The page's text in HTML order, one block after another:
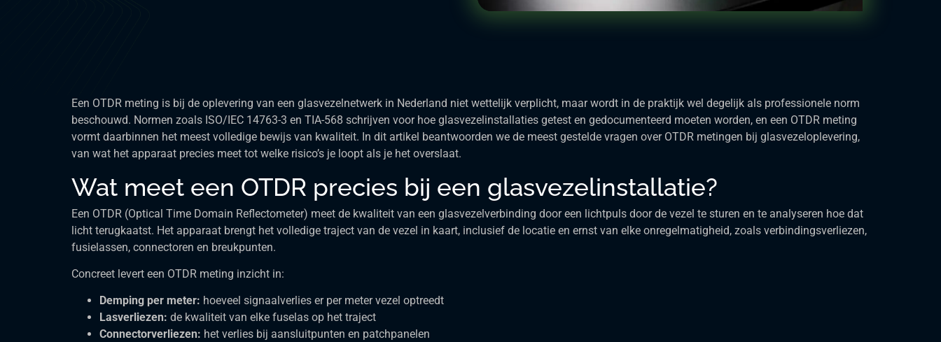
Een OTDR meting is bij de oplevering van een glasvezelnetwerk in Nederland niet wettelijk verplicht, maar wordt in de praktijk wel degelijk als professionele norm
beschouwd. Normen zoals ISO/IEC 14763-3 en TIA-568 schrijven voor hoe glasvezelinstallaties getest en gedocumenteerd moeten worden, en een OTDR meting
vormt daarbinnen het meest volledige bewijs van kwaliteit. In dit artikel beantwoorden we de meest gestelde vragen over OTDR metingen bij glasvezeloplevering,
van wat het apparaat precies meet tot welke risico’s je loopt als je het overslaat.
Wat meet een OTDR precies bij een glasvezelinstallatie?
Een OTDR (Optical Time Domain Reflectometer) meet de kwaliteit van een glasvezelverbinding door een lichtpuls door de vezel te sturen en te analyseren hoe dat
licht terugkaatst. Het apparaat brengt het volledige traject van de vezel in kaart, inclusief de locatie en ernst van elke onregelmatigheid, zoals verbindingsverliezen,
fusielassen, connectoren en breukpunten.
Concreet levert een OTDR meting inzicht in:
Demping per meter: hoeveel signaalverlies er per meter vezel optreedt
Lasverliezen: de kwaliteit van elke fuselas op het traject
Connectorverliezen: het verlies bij aansluitpunten en patchpanelen